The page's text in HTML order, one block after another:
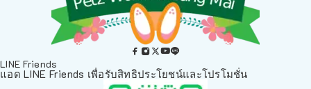
LINE Friends
แอด LINE Friends เพื่อรับสิทธิประโยชน์และโปรโมชั่น